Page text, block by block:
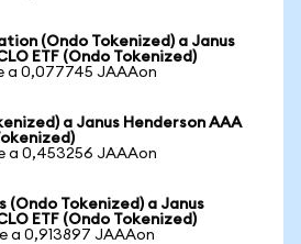
(Ondo Tokenized) a Janus
ETF (Ondo Tokenized)
a 0,077745 JAAAon
a Janus Henderson AAA
a 0,453256 JAAAon
(Ondo Tokenized) a Janus
ETF (Ondo Tokenized)
a 0,913897 JAAAon